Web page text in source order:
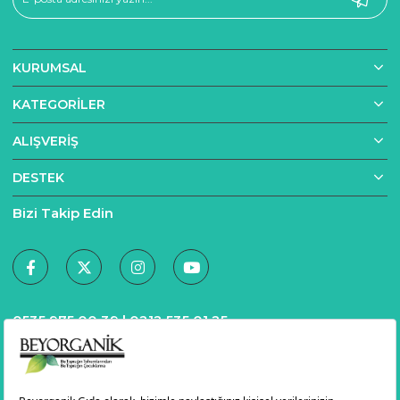
hücre koruyucu antioksidan etki sunar hem de kalp-
Ancak standart ayçiçek yağlarında; kullanılan
hammadde, işlem koşulları ve kalite kontrol eksiklikleri
ortaya çıkabilir.
Organik Tarım & Katkısız Yapı
Beyorganik’te sunulan ayçiçek yağları, kimyasal
kullanılmadan yetiştirilmiş ayçiçeklerinden elde edilir.
Üretim sürecinde katkı maddesi, aroma verici ya da
koruyucu madde eklenmez. Her üretim partisi
Soğuk Sıkım & Kalite Koruma
KURUMSAL
KATEGORILER
ALIŞVERIŞ
DESTEK
Bizi Takip Edin
0535 975 00 39 |0212 535 01 25